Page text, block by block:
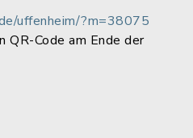
uffenheim/?m=38075
QR-Code am Ende der